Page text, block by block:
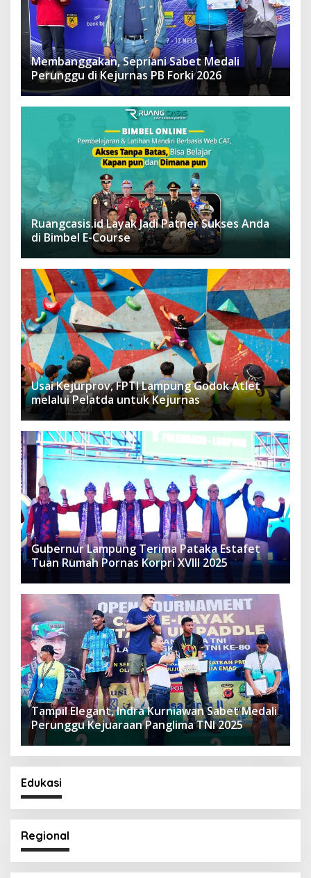
Membanggakan, Sepriani Sabet Medali
Perunggu di Kejurnas PB Forki 2026
Ruangcasis.id Layak Jadi Patner Sukses Anda
di Bimbel E-Course
Usai Kejurprov, FPTI Lampung Godok Atlet
melalui Pelatda untuk Kejurnas
Gubernur Lampung Terima Pataka Estafet
Tuan Rumah Pornas Korpri XVIII 2025
Tampil Elegant, Indra Kurniawan Sabet Medali
Perunggu Kejuaraan Panglima TNI 2025
Edukasi
Regional